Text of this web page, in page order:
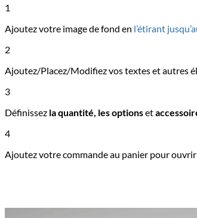
1
Ajoutez votre image de fond en l’étirant
2
Ajoutez/Placez/Modifiez vos textes et autres
3
Définissez la quantité, les optionset
4
Ajoutez votre commande au panier pour